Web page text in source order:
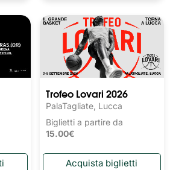
Trofeo Lovari 2026
PalaTagliate, Lucca
Biglietti a partire da
15.00€